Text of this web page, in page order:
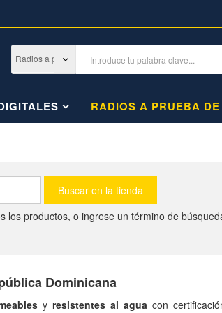
RADIOS A PRUEBA
productos, o ingrese un término de
Dominicana
y resistentes al agua con